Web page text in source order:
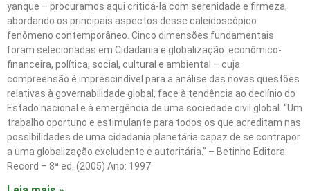
yanque – procuramos aqui criticá-la com serenidade e firmeza,
abordando os principais aspectos desse caleidoscópico
fenômeno contemporâneo. Cinco dimensões fundamentais
foram selecionadas em Cidadania e globalização: econômico-
financeira, política, social, cultural e ambiental – cuja
compreensão é imprescindível para a análise das novas questões
relativas à governabilidade global, face à tendência ao declínio do
Estado nacional e à emergência de uma sociedade civil global. “Um
trabalho oportuno e estimulante para todos os que acreditam nas
possibilidades de uma cidadania planetária capaz de se contrapor
a uma globalização excludente e autoritária.” – Betinho Editora:
Record – 8ª ed. (2005) Ano: 1997